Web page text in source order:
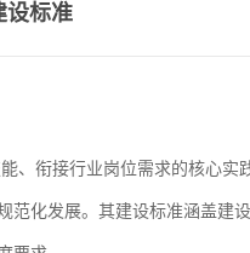
设标准
、衔接行业岗位需求的核心实
范化发展。其建设标准涵盖建